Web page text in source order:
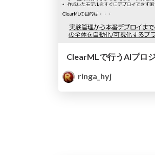
ringa_hyj